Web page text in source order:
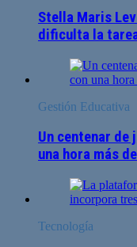
Stella Maris
dificulta la
Gestión Educativa
Un centenar de
una hora más
Tecnología